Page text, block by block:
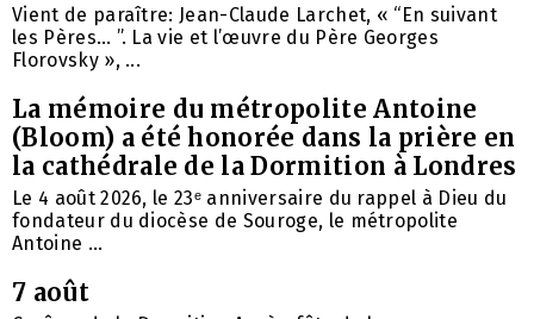
Vient de paraître: Jean-Claude Larchet, « “En suivant
les Pères… ”. La vie et l’œuvre du Père Georges
Florovsky », ...
La mémoire du métropolite Antoine
(Bloom) a été honorée dans la prière en
la cathédrale de la Dormition à Londres
Le 4 août 2026, le 23ᵉ anniversaire du rappel à Dieu du
fondateur du diocèse de Souroge, le métropolite
Antoine ...
7 août